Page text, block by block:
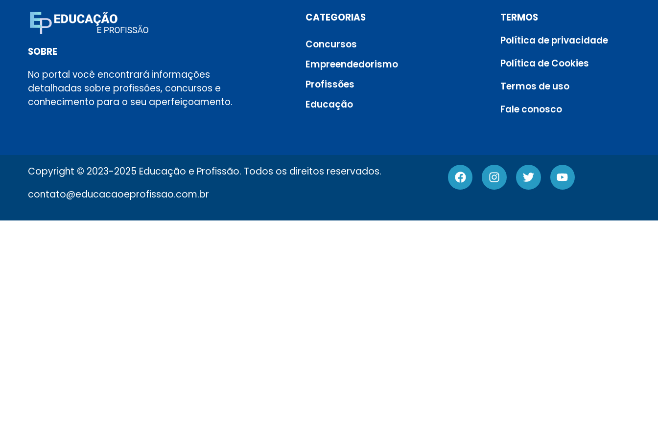
SOBRE
No portal você encontrará informações
detalhadas sobre profissões, concursos e
conhecimento para o seu aperfeiçoamento.
CATEGORIAS
Concursos
Empreendedorismo
Profissões
Educação
TERMOS
Política de privacidade
Política de Cookies
Termos de uso
Fale conosco
Copyright © 2023-2025 Educação e Profissão. Todos os direitos reservados.
contato@educacaoeprofissao.com.br